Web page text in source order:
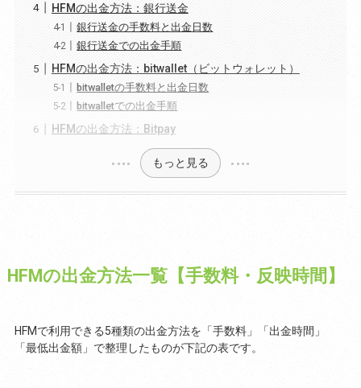
HFMの出金方法：銀行送金
銀行送金の手数料と出金日数
銀行送金での出金手順
HFMの出金方法：bitwallet（ビットウォレット）
bitwalletの手数料と出金日数
bitwalletでの出金手順
HFMの出金方法：Bitpay
もっと見る
HFMの出金方法一覧【手数料・反映時間】
HFMで利用できる5種類の出金方法を「手数料」「出金時間」
「最低出金額」で整理したものが下記の表です。